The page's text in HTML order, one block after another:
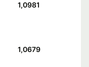
1,0981
1,0679